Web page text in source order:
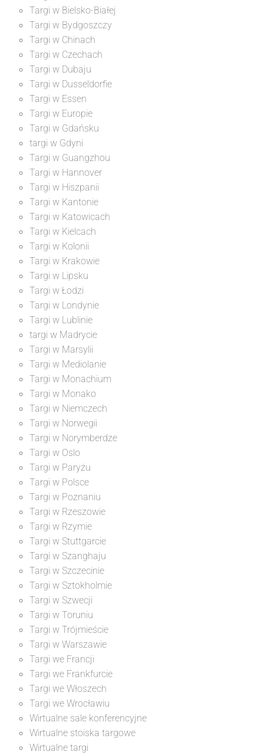
Targi w Bielsko-Białej
Targi w Bydgoszczy
Targi w Chinach
Targi w Czechach
Targi w Dubaju
Targi w Dusseldorfie
Targi w Essen
Targi w Europie
Targi w Gdańsku
targi w Gdyni
Targi w Guangzhou
Targi w Hannover
Targi w Hiszpanii
Targi w Kantonie
Targi w Katowicach
Targi w Kielcach
Targi w Kolonii
Targi w Krakowie
Targi w Lipsku
Targi w Łodzi
Targi w Londynie
Targi w Lublinie
targi w Madrycie
Targi w Marsylii
Targi w Mediolanie
Targi w Monachium
Targi w Monako
Targi w Niemczech
Targi w Norwegii
Targi w Norymberdze
Targi w Oslo
Targi w Paryżu
Targi w Polsce
Targi w Poznaniu
Targi w Rzeszowie
Targi w Rzymie
Targi w Stuttgarcie
Targi w Szanghaju
Targi w Szczecinie
Targi w Sztokholmie
Targi w Szwecji
Targi w Toruniu
Targi w Trójmieście
Targi w Warszawie
Targi we Francji
Targi we Frankfurcie
Targi we Włoszech
Targi we Wrocławiu
Wirtualne sale konferencyjne
Wirtualne stoiska targowe
Wirtualne targi